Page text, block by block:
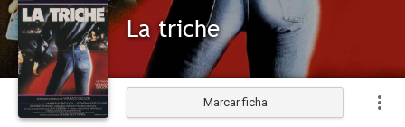
La triche
Marcar ficha